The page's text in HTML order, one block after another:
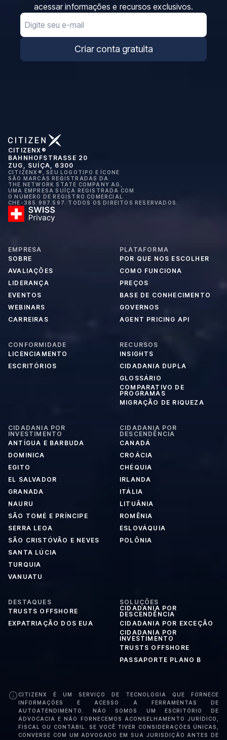
acessar informações e recursos exclusivos.
Email
Criar conta gratuita
CITIZENX®
BAHNHOFSTRASSE 20
ZUG, SUÍÇA, 6300
CITIZENX®, SEU LOGOTIPO E ÍCONE
SÃO MARCAS REGISTRADAS DA
THE NETWORK STATE COMPANY AG,
UMA EMPRESA SUÍÇA REGISTRADA COM
O NÚMERO DE REGISTRO COMERCIAL
CHE-385.997.597. TODOS OS DIREITOS RESERVADOS.
EMPRESA
SOBRE
AVALIAÇÕES
LIDERANÇA
EVENTOS
WEBINARS
CARREIRAS
PLATAFORMA
POR QUE NOS ESCOLHER
COMO FUNCIONA
PREÇOS
BASE DE CONHECIMENTO
GOVERNOS
AGENT PRICING API
CONFORMIDADE
LICENCIAMENTO
ESCRITÓRIOS
RECURSOS
INSIGHTS
CIDADANIA DUPLA
GLOSSÁRIO
COMPARATIVO DE
PROGRAMAS
MIGRAÇÃO DE RIQUEZA
CIDADANIA POR
INVESTIMENTO
ANTÍGUA E BARBUDA
DOMINICA
EGITO
EL SALVADOR
GRANADA
NAURU
SÃO TOMÉ E PRÍNCIPE
SERRA LEOA
SÃO CRISTÓVÃO E NEVES
SANTA LÚCIA
TURQUIA
VANUATU
CIDADANIA POR
DESCENDÊNCIA
CANADÁ
CROÁCIA
CHÉQUIA
IRLANDA
ITÁLIA
LITUÂNIA
ROMÊNIA
ESLOVÁQUIA
POLÔNIA
DESTAQUES
TRUSTS OFFSHORE
EXPATRIAÇÃO DOS EUA
SOLUÇÕES
CIDADANIA POR
DESCENDÊNCIA
CIDADANIA POR EXCEÇÃO
CIDADANIA POR
INVESTIMENTO
TRUSTS OFFSHORE
PASSAPORTE PLANO B
CITIZENX É UM SERVIÇO DE TECNOLOGIA QUE FORNECE
INFORMAÇÕES E ACESSO A FERRAMENTAS DE
AUTOATENDIMENTO. NÃO SOMOS UM ESCRITÓRIO DE
ADVOCACIA E NÃO FORNECEMOS ACONSELHAMENTO JURÍDICO,
FISCAL OU CONTÁBIL. SE VOCÊ TIVER CONSIDERAÇÕES ÚNICAS,
CONVERSE COM UM ADVOGADO EM SUA JURISDIÇÃO ANTES DE